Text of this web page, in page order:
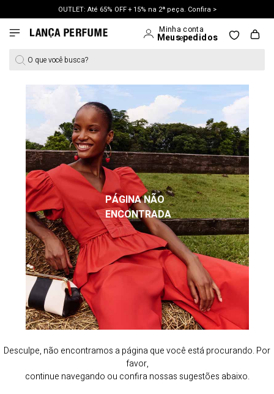
OUTLET: Até 65% OFF + 15% na 2ª peça. Confira >
LANÇAMENTO PRIMAVERA 27. Clique e aproveite.
O que você busca?
PÁGINA NÃO
ENCONTRADA
Desculpe, não encontramos a página que você está procurando. Por
favor,
continue navegando ou confira nossas sugestões abaixo.